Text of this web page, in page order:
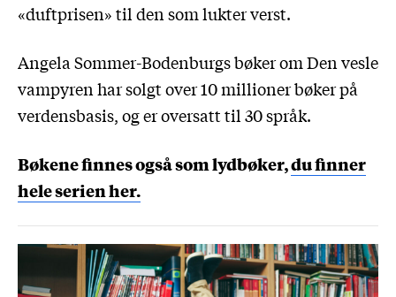
«duftprisen» til den som lukter verst.
Angela Sommer-Bodenburgs bøker om Den vesle
vampyren har solgt over 10 millioner bøker på
verdensbasis, og er oversatt til 30 språk.
Bøkene finnes også som lydbøker,du finner
hele serien her.